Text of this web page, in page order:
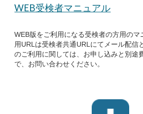
WEB受検者マニュアル
WEB版をご利用になる受検者の方用のマ
用URLは受検者共通URLにてメール配信
のご利用に関しては、お申し込みと別途
で、お問い合わせください。